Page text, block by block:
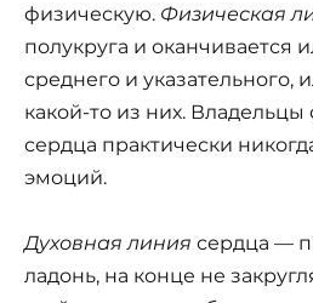
физическую. Физическая
полукруга и оканчивается
среднего и указательного,
какой-то из них.
сердца практически
эмоций.
Духовная линия сердца —
ладонь, на конце не